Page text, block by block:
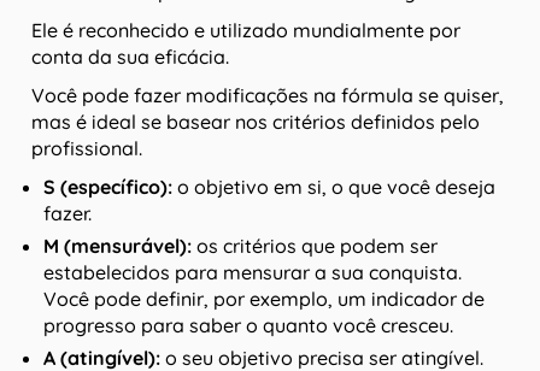
Ele é reconhecido e utilizado mundialmente por
conta da sua eficácia.
Você pode fazer modificações na fórmula se quiser,
mas é ideal se basear nos critérios definidos pelo
profissional.
S (específico): o objetivo em si, o que você deseja
fazer.
M (mensurável): os critérios que podem ser
estabelecidos para mensurar a sua conquista.
Você pode definir, por exemplo, um indicador de
progresso para saber o quanto você cresceu.
A (atingível): o seu objetivo precisa ser atingível.